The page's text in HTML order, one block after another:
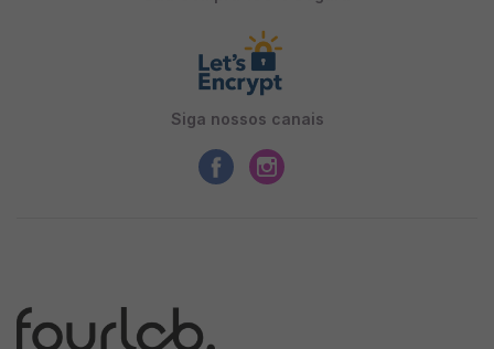
Alterações na pressão arterial
usuário a informação e orientação quanto ao uso dos
medicamentos solicitados por acesso remoto."
Siga nossos canais